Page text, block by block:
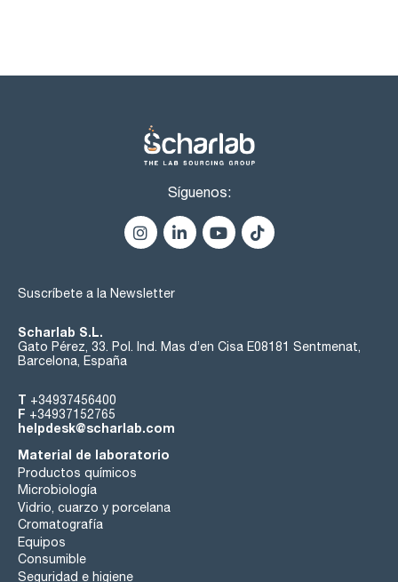
Síguenos:
Suscríbete a la Newsletter
Scharlab S.L.
Gato Pérez, 33. Pol. Ind. Mas d’en Cisa E08181 Sentmenat,
Barcelona, España
T +34937456400
F +34937152765
helpdesk@scharlab.com
Material de laboratorio
Productos químicos
Microbiología
Vidrio, cuarzo y porcelana
Cromatografía
Equipos
Consumible
Seguridad e higiene